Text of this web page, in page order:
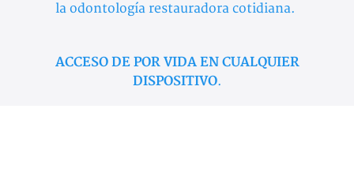
la odontología restauradora cotidiana.
ACCESO DE POR VIDA EN CUALQUIER
DISPOSITIVO.